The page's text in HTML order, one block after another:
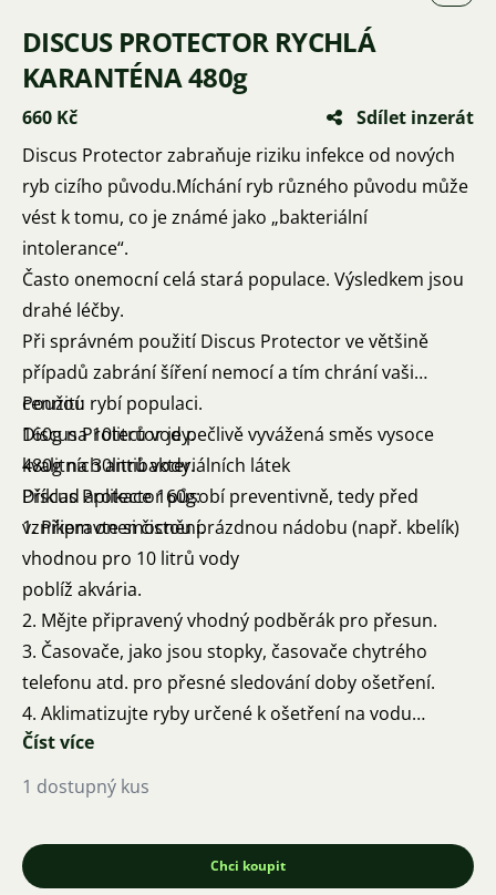
DISCUS PROTECTOR RYCHLÁ
KARANTÉNA 480g
660 Kč
Sdílet inzerát
Discus Protector zabraňuje riziku infekce od nových
ryb cizího původu.Míchání ryb různého původu může
vést k tomu, co je známé jako „bakteriální
intolerance“.
Často onemocní celá stará populace. Výsledkem jsou
drahé léčby.
Při správném použití Discus Protector ve většině
případů zabrání šíření nemocí a tím chrání vaši
cennou rybí populaci.
Discus Protector je pečlivě vyvážená směs vysoce
kvalitních antibakteriálních látek
Discus Protector působí preventivně, tedy před
vznikem onemocnění.
Použití:
160g na 10litrů vody.
480g na 30litrů vody.
Příklad aplikace 160g:
1. Připravte si čistou prázdnou nádobu (např. kbelík)
vhodnou pro 10 litrů vody
poblíž akvária.
2. Mějte připravený vhodný podběrák pro přesun.
3. Časovače, jako jsou stopky, časovače chytrého
telefonu atd. pro přesné sledování doby ošetření.
4. Aklimatizujte ryby určené k ošetření na vodu
nového prostředí v přepravním kontejneru,
například vyrovnáním teploty a výměnou vody.
Protectoru do nádoby a rozpusťte.
Číst více
1 dostupný kus
Chci koupit